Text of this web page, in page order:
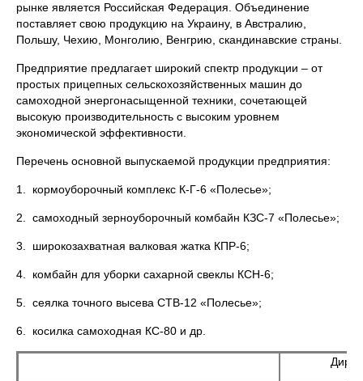
рынке является Российская Федерация. Объединение
поставляет свою продукцию на Украину, в Австралию,
Польшу, Чехию, Монголию, Венгрию, скандинавские страны.
Предприятие предлагает широкий спектр продукции – от
простых прицепных сельскохозяйственных машин до
самоходной энергонасыщенной техники, сочетающей
высокую производительность с высоким уровнем
экономической эффективности.
Перечень основной выпускаемой продукции предприятия:
1. кормоуборочный комплекс К-Г-6 «Полесье»;
2. самоходный зерноуборочный комбайн КЗС-7 «Полесье»;
3. широкозахватная валковая жатка КПР-6;
4. комбайн для уборки сахарной свеклы КСН-6;
5. сеялка точного высева СТВ-12 «Полесье»;
6. косилка самоходная КС-80 и др.